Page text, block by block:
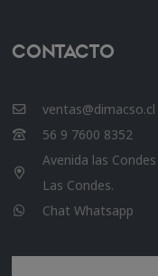
Contacto
ventas@dimacso.cl
56 9 7600 8352
Avenida las
Las Condes.
Chat Whatsapp